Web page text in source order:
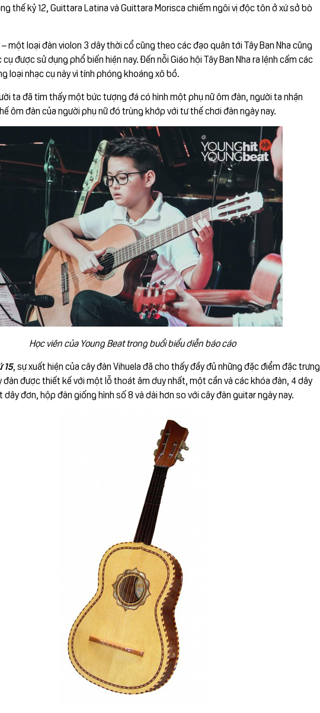
thế kỷ 12, Guittara Latina và Guittara Morisca chiếm ngôi vị độc tôn ở xứ sở bò
một loại đàn violon 3 dây thời cổ cũng theo các đạo quân tới Tây Ban Nha cũng
được sử dụng phổ biến hiện nay. Đến nỗi Giáo hội Tây Ban Nha ra lệnh cấm các
loại nhạc cụ này vì tính phóng khoáng xô bồ.
ta đã tìm thấy một bức tượng đá có hình một phụ nữ ôm đàn, người ta nhận
ôm đàn của người phụ nữ đó trùng khớp với tư thế chơi đàn ngày nay.
Học viên của Young Beat trong buổi biểu diễn báo cáo
15, sự xuất hiện của cây đàn Vihuela đã cho thấy đầy đủ những đặc điểm đặc trưng
đàn được thiết kế với một lỗ thoát âm duy nhất, một cần và các khóa đàn, 4 dây
dây đơn, hộp đàn giống hình số 8 và dài hơn so với cây đàn guitar ngày nay.